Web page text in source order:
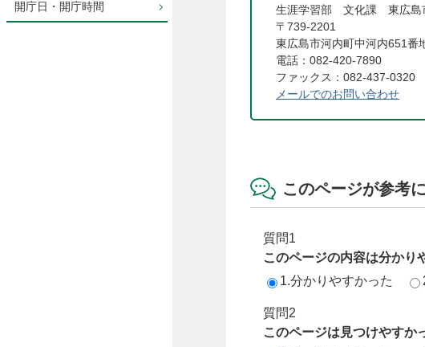
開庁日・開庁時間
生涯学習部 文化課 東広島
〒739-2201
東広島市河内町中河内651番
電話：082-420-7890
ファックス：082-437-0320
メールでのお問い合わせ
このページが参考
質問1
このページの内容は分かり
1.分かりやすかった
質問2
このページは見つけやすか